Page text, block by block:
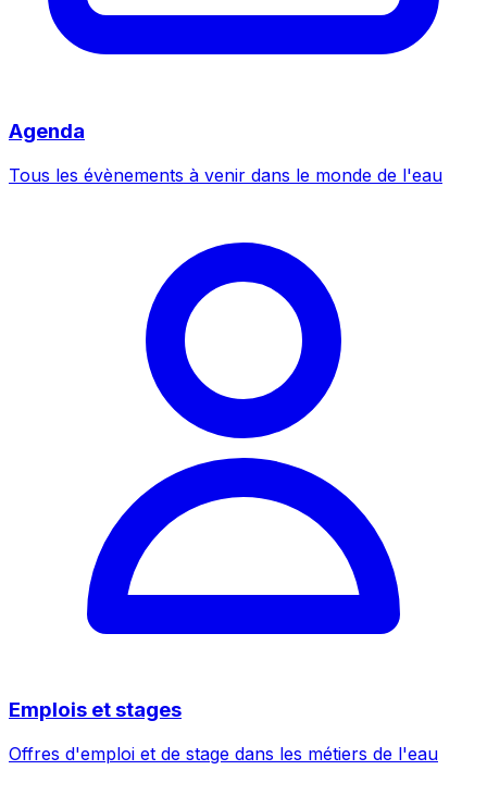
Agenda
Tous les évènements à venir dans le monde de l'eau
Emplois et stages
Offres d'emploi et de stage dans les métiers de l'eau